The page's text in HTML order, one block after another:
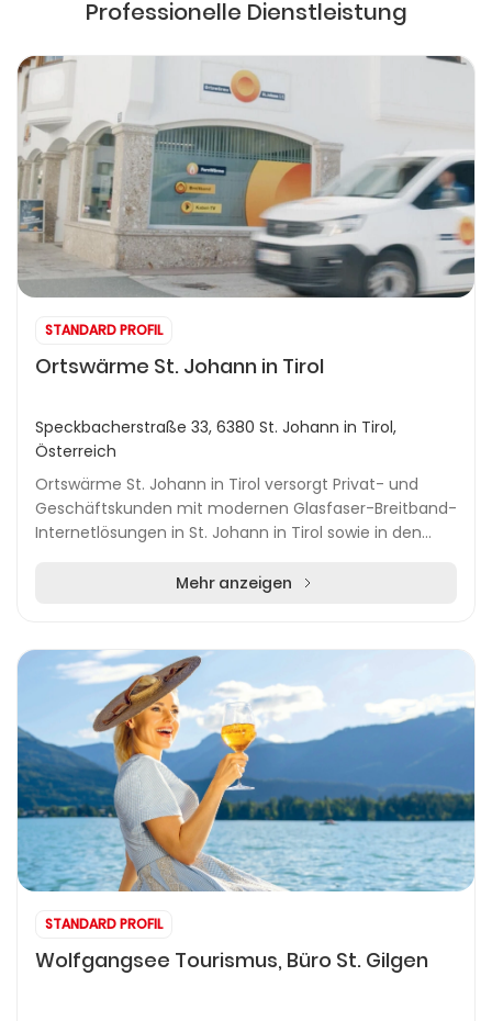
Professionelle Dienstleistung
STANDARD PROFIL
Ortswärme St. Johann in Tirol
Speckbacherstraße 33, 6380 St. Johann in Tirol,
Österreich
Ortswärme St. Johann in Tirol versorgt Privat- und
Geschäftskunden mit modernen Glasfaser-Breitband-
Internetlösungen in St. Johann in Tirol sowie in den
Mehr anzeigen
STANDARD PROFIL
Wolfgangsee Tourismus, Büro St. Gilgen